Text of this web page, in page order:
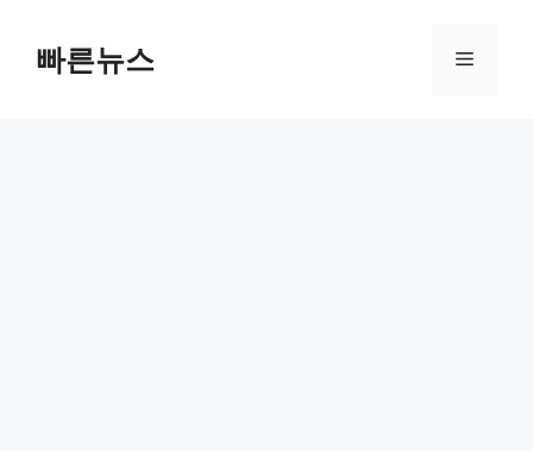
content빠른뉴스 Menu